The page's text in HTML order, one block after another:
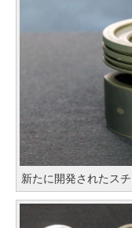
新たに開発されたス